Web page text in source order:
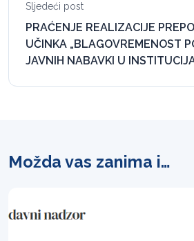
Sljedeći post
PRAĆENJE REALIZACIJE
UČINKA „BLAGOVREMENOST
JAVNIH NABAVKI U
Možda vas zanima i…